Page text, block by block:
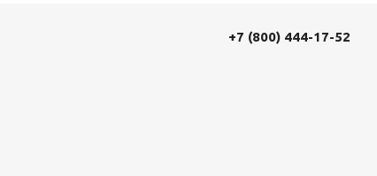
+7 (800) 444-17-52